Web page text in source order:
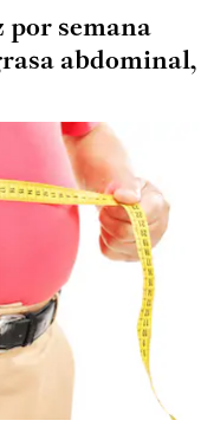
por semana
abdominal,